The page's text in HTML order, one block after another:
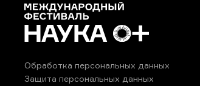
Обработка персональных данных
Защита персональных данных